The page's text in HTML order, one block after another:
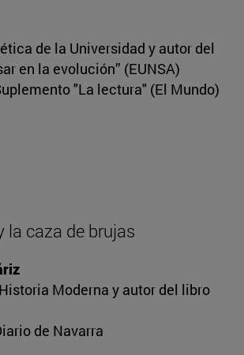
de la Universidad y autor del
en la evolución” (EUNSA)
"La lectura" (El Mundo)
la caza de brujas
Moderna y autor del libro
de Navarra